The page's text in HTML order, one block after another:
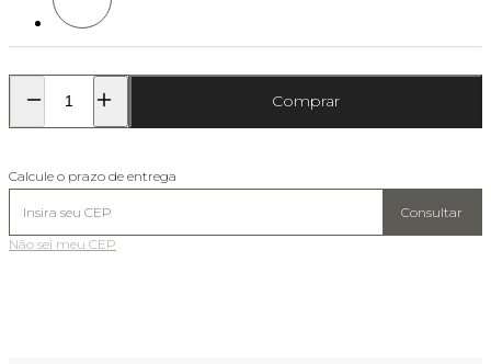
Comprar
Calcule o prazo de entrega
Consultar
Não sei meu CEP